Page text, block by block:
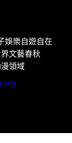
娛樂自遊自在
文藝春秋
領域